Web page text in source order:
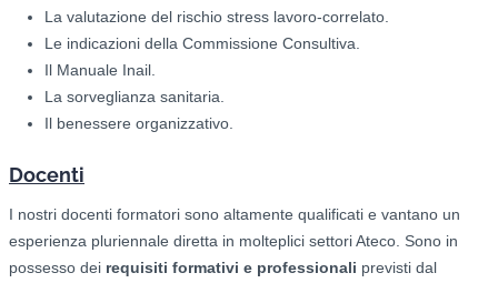
La valutazione del rischio stress lavoro-correlato.
Le indicazioni della Commissione Consultiva.
Il Manuale Inail.
La sorveglianza sanitaria.
Il benessere organizzativo.
Docenti
I nostri docenti formatori sono altamente qualificati e vantano un
esperienza pluriennale diretta in molteplici settori Ateco. Sono in
possesso dei requisiti formativi e professionali previsti dal